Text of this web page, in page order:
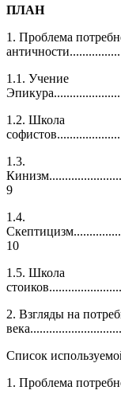
ПЛАН
1. Проблема
1.1. Учение
1.2. Школа
1.3.
9
1.4.
10
1.5. Школа
2. Взгляды на
Список
1. Проблема